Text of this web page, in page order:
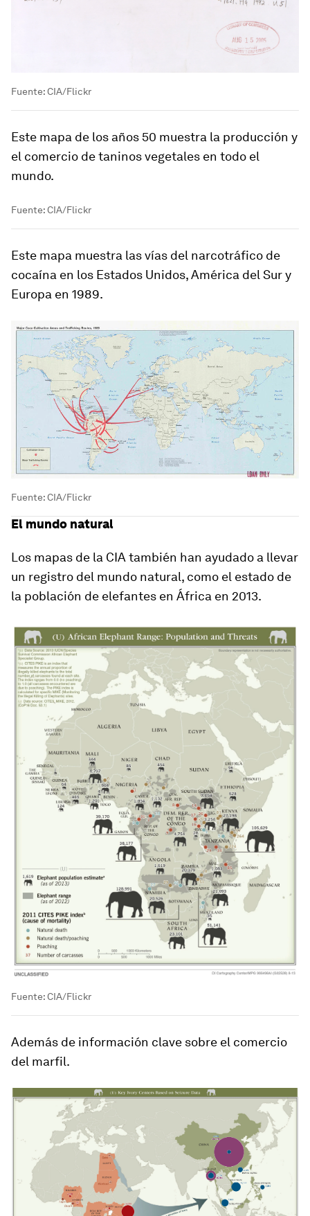
Fuente: CIA/Flickr
Este mapa de los años 50 muestra la producción y
el comercio de taninos vegetales en todo el
mundo.
Fuente: CIA/Flickr
Este mapa muestra las vías del narcotráfico de
cocaína en los Estados Unidos, América del Sur y
Europa en 1989.
Fuente: CIA/Flickr
El mundo natural
Los mapas de la CIA también han ayudado a llevar
un registro del mundo natural, como el estado de
la población de elefantes en África en 2013.
Fuente: CIA/Flickr
Además de información clave sobre el comercio
del marfil.